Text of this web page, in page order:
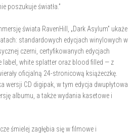
poszukuje światła.”
świata RavenHill, „Dark Asylum” ukaże
standardowych edycjach winylowych w
czerni, certyfikowanych edycjach
label, white splatter oraz blood filled — z
oficjalną 24-stronicową książeczkę.
wersji CD digipak, w tym edycja dwupłytowa
albumu, a także wydania kasetowe i
śmielej zagłębia się w filmowe i